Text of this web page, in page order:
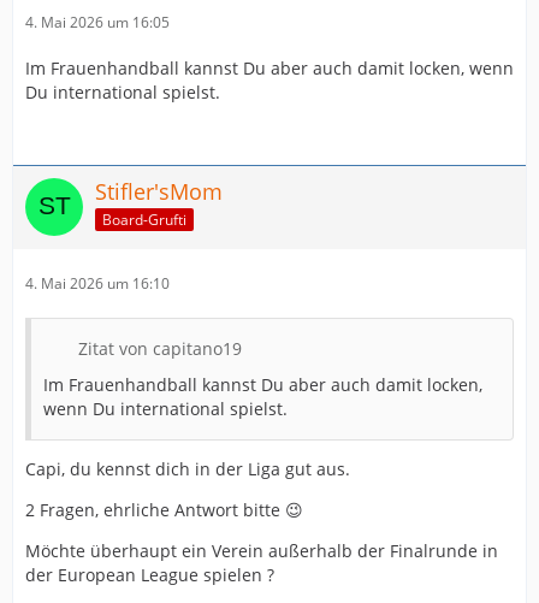
4. Mai 2026 um 16:05
Im Frauenhandball kannst Du aber auch damit locken, wenn
Du international spielst.
Stifler'sMom
Board-Grufti
4. Mai 2026 um 16:10
Zitat von capitano19
Im Frauenhandball kannst Du aber auch damit locken,
wenn Du international spielst.
Capi, du kennst dich in der Liga gut aus.
2 Fragen, ehrliche Antwort bitte 😉
Möchte überhaupt ein Verein außerhalb der Finalrunde in
der European League spielen ?